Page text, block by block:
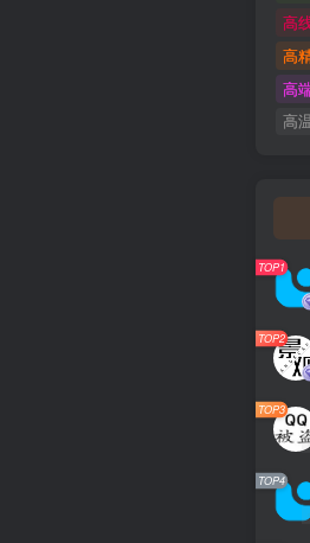
高
高
高
高
TOP1
TOP2
TOP3
TOP4